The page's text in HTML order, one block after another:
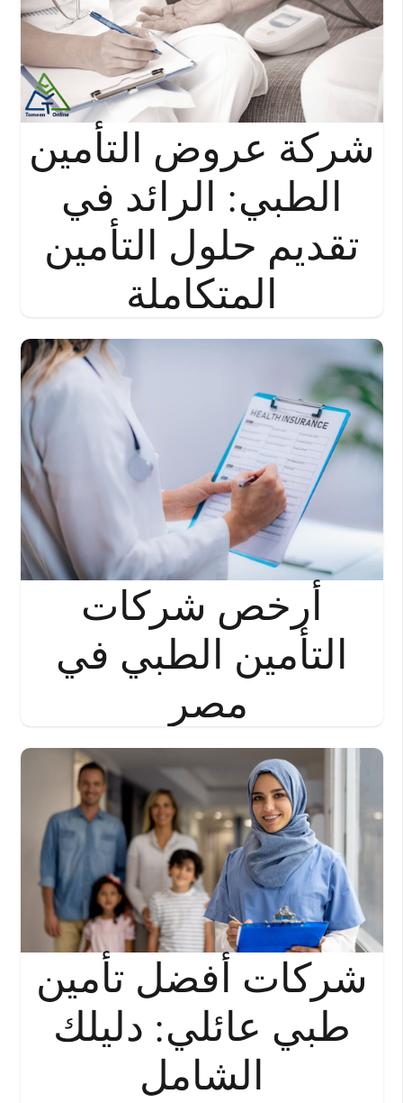
شركة عروض التأمين
الطبي: الرائد في
تقديم حلول التأمين
المتكاملة
أرخص شركات
التأمين الطبي في
مصر
شركات أفضل تأمين
طبي عائلي: دليلك
الشامل